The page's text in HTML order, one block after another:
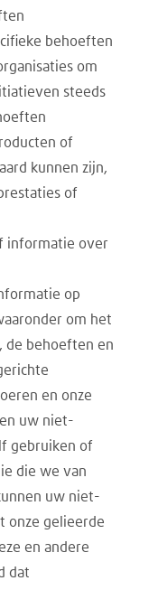
behoeften
om
steeds
of
kunnen zijn,
of
informatie over
op
om het
de behoeften en
en onze
uw niet-
gebruiken of
die we van
uw niet-
onze gelieerde
en andere
dat